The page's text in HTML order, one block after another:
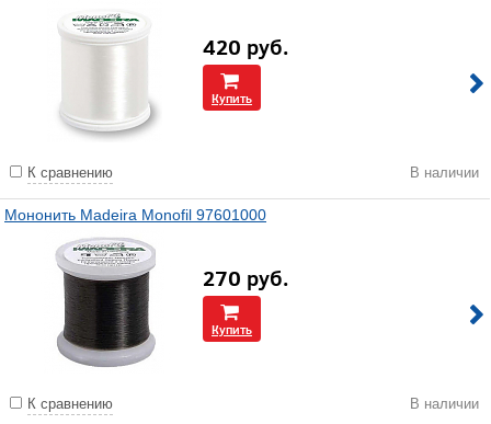
420 руб.
Купить
К сравнению В наличии
Мононить Madeira Monofil 97601000
270 руб.
Купить
К сравнению В наличии